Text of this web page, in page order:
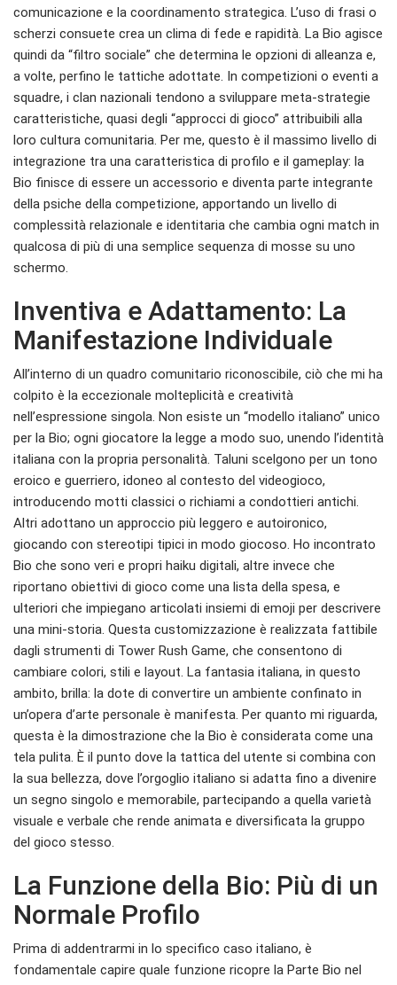
comunicazione e la coordinamento strategica. L’uso di frasi o
scherzi consuete crea un clima di fede e rapidità. La Bio agisce
quindi da “filtro sociale” che determina le opzioni di alleanza e,
a volte, perfino le tattiche adottate. In competizioni o eventi a
squadre, i clan nazionali tendono a sviluppare meta-strategie
caratteristiche, quasi degli “approcci di gioco” attribuibili alla
loro cultura comunitaria. Per me, questo è il massimo livello di
integrazione tra una caratteristica di profilo e il gameplay: la
Bio finisce di essere un accessorio e diventa parte integrante
della psiche della competizione, apportando un livello di
complessità relazionale e identitaria che cambia ogni match in
qualcosa di più di una semplice sequenza di mosse su uno
schermo.
Inventiva e Adattamento: La
Manifestazione Individuale
All’interno di un quadro comunitario riconoscibile, ciò che mi ha
colpito è la eccezionale molteplicità e creatività
nell’espressione singola. Non esiste un “modello italiano” unico
per la Bio; ogni giocatore la legge a modo suo, unendo l’identità
italiana con la propria personalità. Taluni scelgono per un tono
eroico e guerriero, idoneo al contesto del videogioco,
introducendo motti classici o richiami a condottieri antichi.
Altri adottano un approccio più leggero e autoironico,
giocando con stereotipi tipici in modo giocoso. Ho incontrato
Bio che sono veri e propri haiku digitali, altre invece che
riportano obiettivi di gioco come una lista della spesa, e
ulteriori che impiegano articolati insiemi di emoji per descrivere
una mini-storia. Questa customizzazione è realizzata fattibile
dagli strumenti di Tower Rush Game, che consentono di
cambiare colori, stili e layout. La fantasia italiana, in questo
ambito, brilla: la dote di convertire un ambiente confinato in
un’opera d’arte personale è manifesta. Per quanto mi riguarda,
questa è la dimostrazione che la Bio è considerata come una
tela pulita. È il punto dove la tattica del utente si combina con
la sua bellezza, dove l’orgoglio italiano si adatta fino a divenire
un segno singolo e memorabile, partecipando a quella varietà
visuale e verbale che rende animata e diversificata la gruppo
del gioco stesso.
La Funzione della Bio: Più di un
Normale Profilo
Prima di addentrarmi in lo specifico caso italiano, è
fondamentale capire quale funzione ricopre la Parte Bio nel